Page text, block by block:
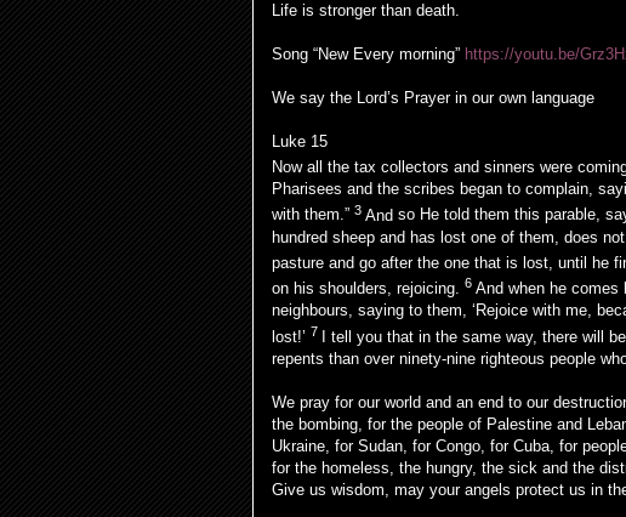
Life is stronger than death.
Song “New Every morning” https://youtu.be/
We say the Lord’s Prayer in our own language
Luke 15
Now all the tax collectors and sinners were
Pharisees and the scribes began to complain,
with them.” 3 And so He told them this parable,
hundred sheep and has lost one of them, does
pasture and go after the one that is lost, until he
on his shoulders, rejoicing. 6 And when he comes
neighbours, saying to them, ‘Rejoice with me,
lost!’ 7 I tell you that in the same way, there will be
repents than over ninety-nine righteous people
We pray for our world and an end to our
the bombing, for the people of Palestine and
Ukraine, for Sudan, for Congo, for Cuba, for
for the homeless, the hungry, the sick and the
Give us wisdom, may your angels protect us in